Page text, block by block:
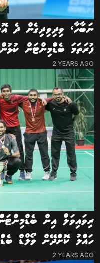
ނަބާހާ، ވިދިވިދިގެން ދެ
ފުރަތަމަ ބެޑްމިންޓަން
2 YEARS AGO
ރިވައިވަލް އިން
ހައްލު ކޮށްދޭން ވޯލްޑް
2 YEARS AGO